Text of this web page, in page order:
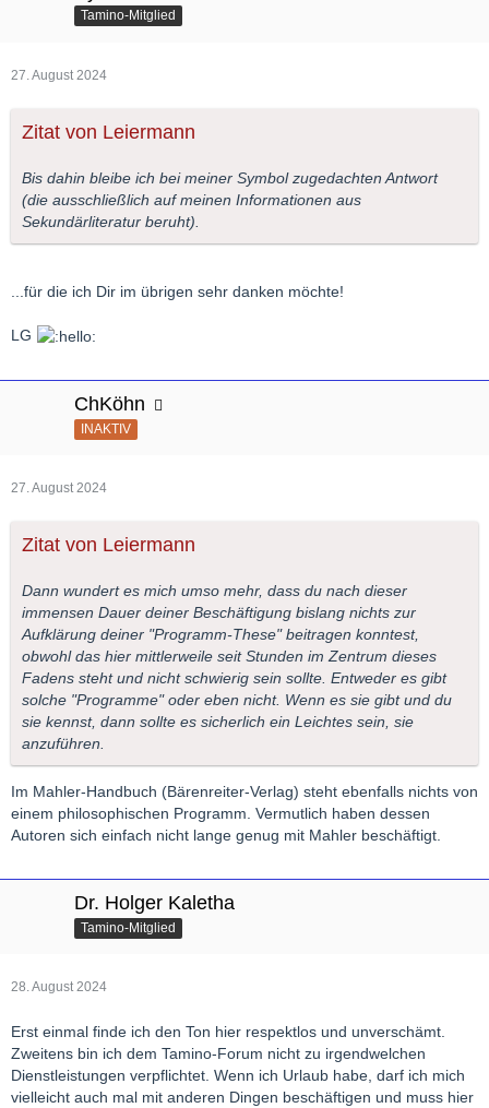
Tamino-Mitglied
27. August 2024
Zitat von Leiermann
Bis dahin bleibe ich bei meiner Symbol zugedachten Antwort
(die ausschließlich auf meinen Informationen aus
Sekundärliteratur beruht).
...für die ich Dir im übrigen sehr danken möchte!
LG
ChKöhn
INAKTIV
27. August 2024
Zitat von Leiermann
Dann wundert es mich umso mehr, dass du nach dieser
immensen Dauer deiner Beschäftigung bislang nichts zur
Aufklärung deiner "Programm-These" beitragen konntest,
obwohl das hier mittlerweile seit Stunden im Zentrum dieses
Fadens steht und nicht schwierig sein sollte. Entweder es gibt
solche "Programme" oder eben nicht. Wenn es sie gibt und du
sie kennst, dann sollte es sicherlich ein Leichtes sein, sie
anzuführen.
Im Mahler-Handbuch (Bärenreiter-Verlag) steht ebenfalls nichts von
einem philosophischen Programm. Vermutlich haben dessen
Autoren sich einfach nicht lange genug mit Mahler beschäftigt.
Dr. Holger Kaletha
Tamino-Mitglied
28. August 2024
Erst einmal finde ich den Ton hier respektlos und unverschämt.
Zweitens bin ich dem Tamino-Forum nicht zu irgendwelchen
Dienstleistungen verpflichtet. Wenn ich Urlaub habe, darf ich mich
vielleicht auch mal mit anderen Dingen beschäftigen und muss hier